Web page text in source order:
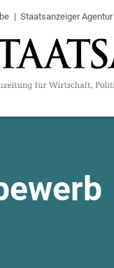
Staatsanzeiger Agentur